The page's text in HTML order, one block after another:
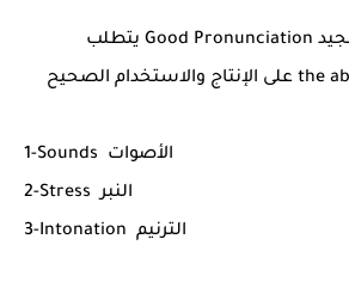
- إن اللفظ (النطق) الجيد Good Pronunciation يتطلب
1-Sounds الأصوات
2-Stress النبر
3-Intonation الترنيم